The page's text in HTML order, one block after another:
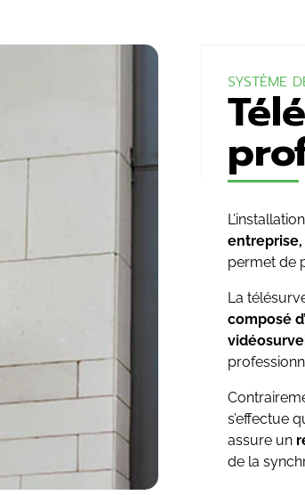
SYSTÈME
permet de
La
composé
s’effectue
assure un
de la